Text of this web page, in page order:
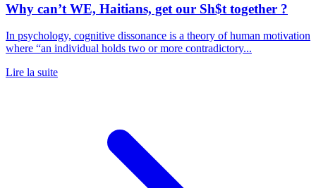
Why can’t WE, Haitians, get our Sh$t together ?
In psychology, cognitive dissonance is a theory of human motivation
where “an individual holds two or more contradictory...
Lire la suite